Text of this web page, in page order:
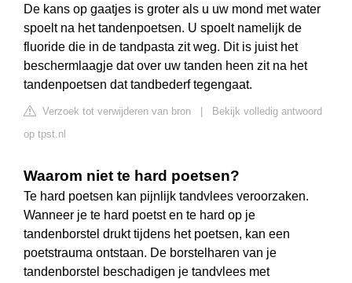
De kans op gaatjes is groter als u uw mond met water
spoelt na het tandenpoetsen. U spoelt namelijk de
fluoride die in de tandpasta zit weg. Dit is juist het
beschermlaagje dat over uw tanden heen zit na het
tandenpoetsen dat tandbederf tegengaat.
Verzoek tot verwijderen van bron
Bekijk volledig antwoord
op tpst.nl
Waarom niet te hard poetsen?
Te hard poetsen kan pijnlijk tandvlees veroorzaken.
Wanneer je te hard poetst en te hard op je
tandenborstel drukt tijdens het poetsen, kan een
poetstrauma ontstaan. De borstelharen van je
tandenborstel beschadigen je tandvlees met